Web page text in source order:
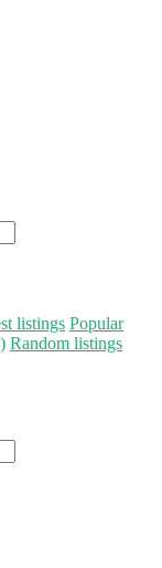
listings Popular
Random listings